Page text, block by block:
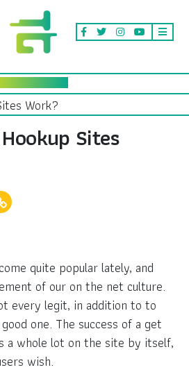
Sites
quite popular lately, and
of our on the net culture.
every legit, in addition to to
one. The success of a get
a whole lot on the site by itself,
wish.